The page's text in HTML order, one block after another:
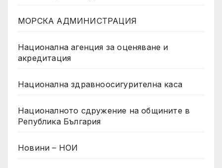
МОРСКА АДМИНИСТРАЦИЯ
Национална агенция за оценяване и
акредитация
Национална здравноосигурителна каса
Националното сдружение на общините в
Република България
Новини – НОИ